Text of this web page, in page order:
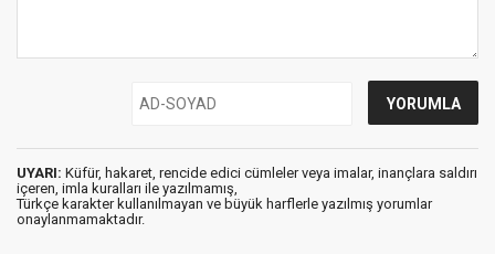
UYARI: Küfür, hakaret, rencide edici cümleler veya imalar, inançlara saldırı
içeren, imla kuralları ile yazılmamış,
Türkçe karakter kullanılmayan ve büyük harflerle yazılmış yorumlar
onaylanmamaktadır.